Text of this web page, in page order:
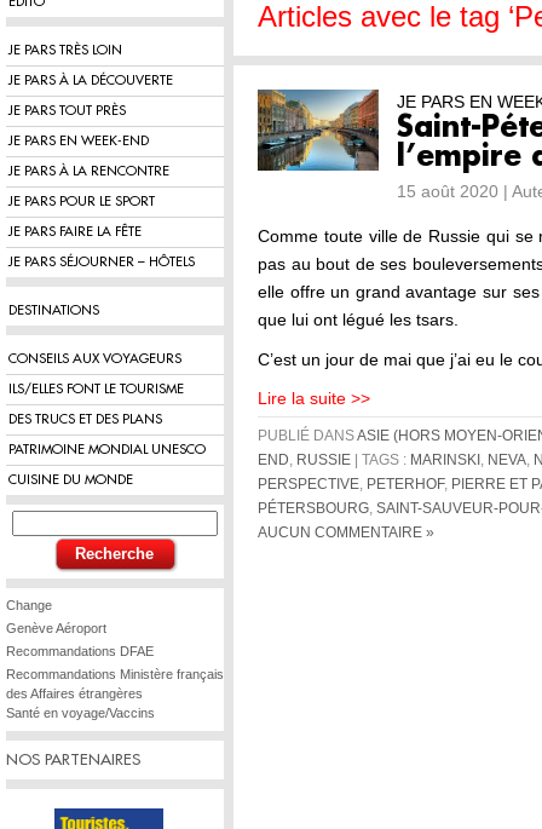
JE PARS TRÈS LOIN
JE PARS À LA DÉCOUVERTE
JE PARS TOUT PRÈS
JE PARS EN WEEK-END
JE PARS À LA RENCONTRE
JE PARS POUR LE SPORT
JE PARS FAIRE LA FÊTE
JE PARS SÉJOURNER – HÔTELS
DESTINATIONS
CONSEILS AUX VOYAGEURS
ILS/ELLES FONT LE TOURISME
DES TRUCS ET DES PLANS
PATRIMOINE MONDIAL UNESCO
CUISINE DU MONDE
Change
Genève Aéroport
Recommandations DFAE
Recommandations Ministère français
des Affaires étrangères
Santé en voyage/Vaccins
NOS PARTENAIRES
Articles avec le tag
JE PARS EN
Saint-
l’empire
15 août 2020 |
Comme toute ville de Russie qui se
pas au bout de ses
elle offre un grand avantage sur
que lui ont légué les tsars.
C’est un jour de mai que j’ai eu le
Lire la suite >>
PUBLIÉ DANSASIE (HORS MOYEN-
END
RUSSIE | TAGS : MARINSKI NEVA
PERSPECTIVE
PETERHOF, PIERRE ET
PÉTERSBOURG SAINT-SAUVEUR-
AUCUN COMMENTAIRE »